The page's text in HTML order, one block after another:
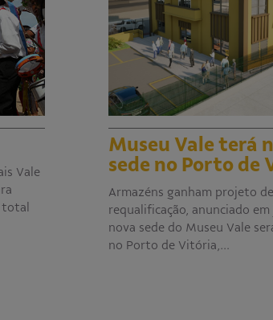
Vale
Museu Vale terá
sede no Porto de
Armazéns ganham projeto de
requalificação, anunciado
nova sede do Museu Vale
no Porto de Vitória,…